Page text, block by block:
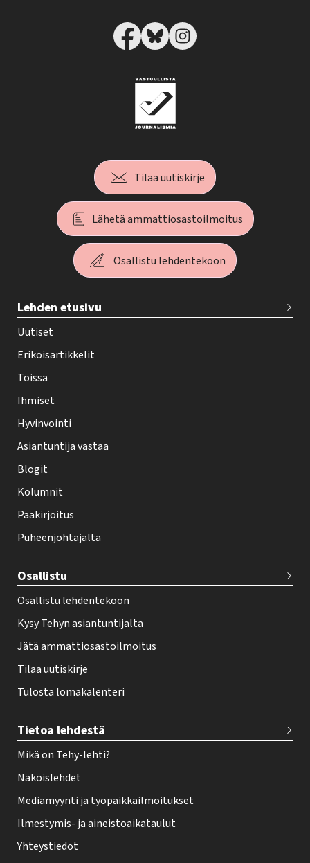
Tilaa uutiskirje
Lähetä ammattiosastoilmoitus
Osallistu lehdentekoon
e
h
y
-
e
h
t
i
f
o
t
r
Lehden etusivu
Uutiset
Erikoisartikkelit
Töissä
Ihmiset
Hyvinvointi
Asiantuntija vastaa
Blogit
Kolumnit
Pääkirjoitus
Puheenjohtajalta
Osallistu
Osallistu lehdentekoon
Kysy Tehyn asiantuntijalta
Jätä ammattiosastoilmoitus
Tilaa uutiskirje
Tulosta lomakalenteri
Tietoa lehdestä
Mikä on Tehy-lehti?
Näköislehdet
Mediamyynti ja työpaikkailmoitukset
Ilmestymis- ja aineistoaikataulut
Yhteystiedot